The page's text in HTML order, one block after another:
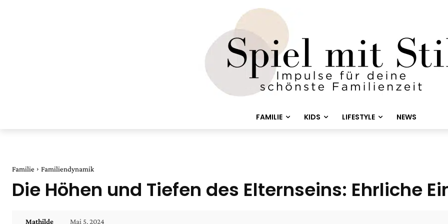
FAMILIE KIDS LIFESTYLE NEWS
Familie Familiendynamik
Die Höhen und Tiefen des Elternseins: Ehrliche
Mathilde Mai 5, 2024